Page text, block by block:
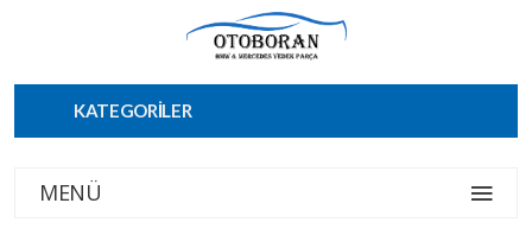
KATEGORİLER
MENÜ